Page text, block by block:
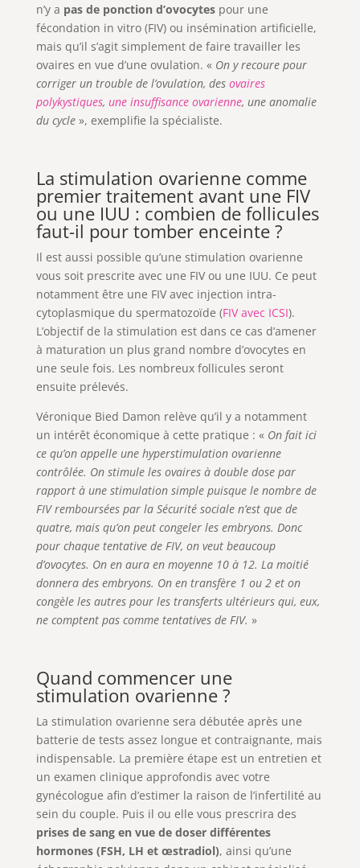
n’y a pas de ponction d’ovocytespour une
fécondation in vitro (FIV) ou insémination artificielle,
mais qu’il s’agit simplement de faire travailler les
ovaires en vue d’une ovulation. « On y recoure pour
corriger un trouble de l’ovulation, des ovaires
polykystiques, une insuffisance ovarienne, une anomalie
du cycle», exemplifie la spécialiste.
La stimulation ovarienne comme
premier traitement avant une FIV
ou une IUU : combien de follicules
faut-il pour tomber enceinte ?
Il est aussi possible qu’une stimulation ovarienne
vous soit prescrite avec une FIV ou une IUU. Ce peut
notamment être une FIV avec injection intra-
cytoplasmique du spermatozoïde (FIV avec ICSI).
L’objectif de la stimulation est dans ce cas d’amener
à maturation un plus grand nombre d’ovocytes en
une seule fois. Les nombreux follicules seront
ensuite prélevés.
Véronique Bied Damon relève qu’il y a notamment
un intérêt économique à cette pratique : « On fait ici
ce qu’on appelle une hyperstimulation ovarienne
contrôlée. On stimule les ovaires à double dose par
rapport à une stimulation simple puisque le nombre de
FIV remboursées par la Sécurité sociale n’est que de
quatre, mais qu’on peut congeler les embryons. Donc
pour chaque tentative de FIV, on veut beaucoup
d’ovocytes. On en aura en moyenne 10 à 12. La moitié
donnera des embryons. On en transfère 1 ou 2 et on
congèle les autres pour les transferts ultérieurs qui, eux,
ne comptent pas comme tentatives de FIV. »
Quand commencer une
stimulation ovarienne ?
La stimulation ovarienne sera débutée après une
batterie de tests assez longue et contraignante, mais
indispensable. La première étape est un entretien et
un examen clinique approfondis avec votre
gynécologue afin d’estimer la raison de l’infertilité au
sein du couple. Puis il ou elle vous prescrira des
prises de sang en vue de doser différentes
hormones (FSH, LH et œstradiol), ainsi qu’une